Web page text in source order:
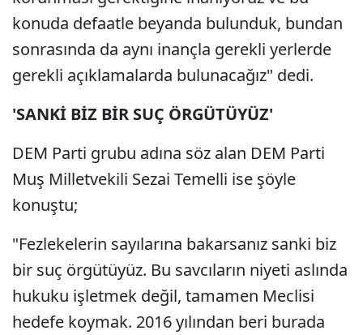
konuda defaatle beyanda bulunduk, bundan
sonrasında da aynı inançla gerekli yerlerde
gerekli açıklamalarda bulunacağız" dedi.
'SANKİ BİZ BİR SUÇ ÖRGÜTÜYÜZ'
DEM Parti grubu adına söz alan DEM Parti
Muş Milletvekili Sezai Temelli ise şöyle
konuştu;
"Fezlekelerin sayılarına bakarsanız sanki biz
bir suç örgütüyüz. Bu savcıların niyeti aslında
hukuku işletmek değil, tamamen Meclisi
hedefe koymak. 2016 yılından beri burada